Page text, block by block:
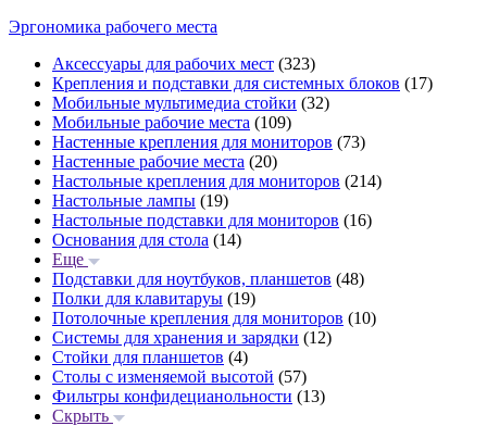
Эргономика рабочего места
Аксессуары для рабочих мест (323)
Крепления и подставки для системных блоков (17)
Мобильные мультимедиа стойки (32)
Мобильные рабочие места (109)
Настенные крепления для мониторов (73)
Настенные рабочие места (20)
Настольные крепления для мониторов (214)
Настольные лампы (19)
Настольные подставки для мониторов (16)
Основания для стола (14)
Еще
Подставки для ноутбуков, планшетов (48)
Полки для клавитаруы (19)
Потолочные крепления для мониторов (10)
Системы для хранения и зарядки (12)
Стойки для планшетов (4)
Столы с изменяемой высотой (57)
Фильтры конфидецианольности (13)
Скрыть